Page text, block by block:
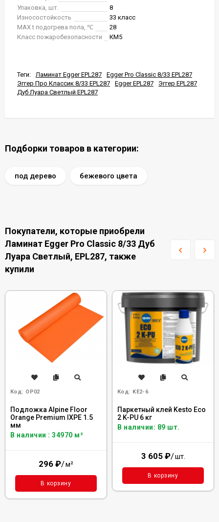
Упаковка, шт.
8
Износостойкость
33 класс
MAX t подогрева пола, ℃
28
Класс пожаробезопасности
КМ5
Теги: Ламинат Egger EPL287
Egger Pro Classic 8/33 EPL287
Эггер Про Классик 8/33 EPL287
Egger EPL287
Эггер EPL287
Дуб Луара Светлый EPL287
Подборки товаров в категории:
под дерево бежевого цвета
Покупатели, которые приобрели
Ламинат Egger Pro Classic 8/33 Дуб
Луара Светлый, EPL287, также
купили
Код: OP02
Подложка Alpine Floor
Orange Premium IXPE 1.5
мм
В наличии : 34970 м²
296 ₽/м²
В корзину
Код: KE2-6
Паркетный клей Kesto Eco
2 K-PU 6 кг
В наличии: 89 шт.
3 605 ₽/шт.
В корзину